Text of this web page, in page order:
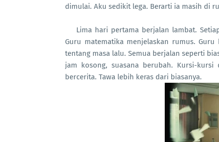
dimulai. Aku sedikit lega. Berarti ia masih di
Lima hari pertama berjalan lambat.
Guru matematika menjelaskan rumus.
tentang masa lalu. Semua berjalan seperti
jam kosong, suasana berubah. Kursi-
bercerita. Tawa lebih keras dari biasanya.